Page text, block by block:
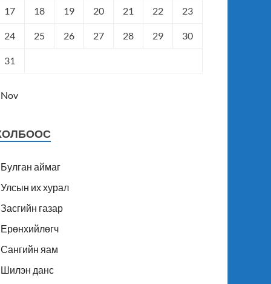
17 18 19 20 21 22 23
24 25 26 27 28 29 30
31
Nov
Булган аймаг
Улсын их хурал
Засгийн газар
Ерөнхийлөгч
Сангийн яам
Шилэн данс